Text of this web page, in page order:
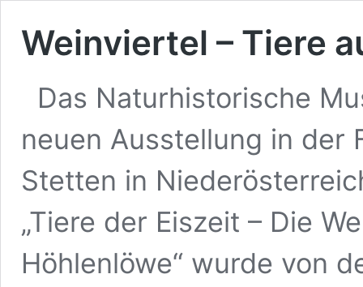
Weinviertel – Tiere
Das Naturhistorische
neuen Ausstellung in der
Stetten in
„Tiere der Eiszeit – Die
Höhlenlöwe“ wurde von